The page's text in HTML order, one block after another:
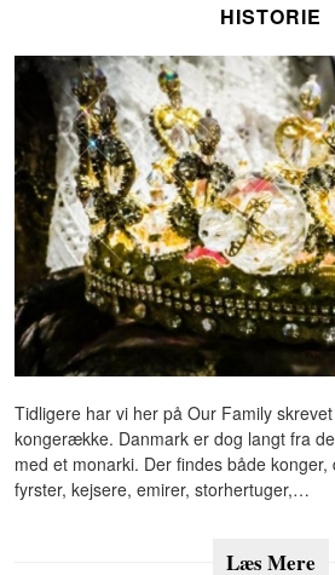
HISTORIE
Tidligere har vi her på Our Family
kongerække. Danmark er dog langt fra
med et monarki. Der findes både konger,
fyrster, kejsere, emirer, storhertuger,…
Læs Mere